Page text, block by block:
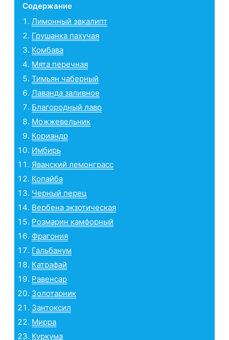
Содержание
Лимонный эвкалипт
Грушанка пахучая
Комбава
Мята перечная
Тимьян чаберный
Лаванда заливное
Благородный лавр
Можжевельник
Кориандр
Имбирь
Яванский лемонграсс
Копайба
Черный перец
Вербена экзотическая
Розмарин камфорный
Фрагония
Гальбанум
Катрафай
Равенсар
Золотарник
Зантоксил
Мирра
Куркума